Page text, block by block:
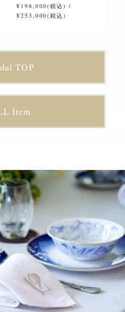
¥198,000(税込) /
¥253,000(税込)
TOP
Item